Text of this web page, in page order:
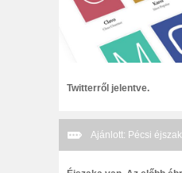
Twitterről jelentve.
Ajánlott: Pécsi